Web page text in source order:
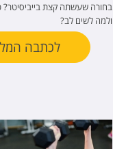
בחורה שעשתה קצת בייביסיטר?
ולמה לשים לב?
לכתבה